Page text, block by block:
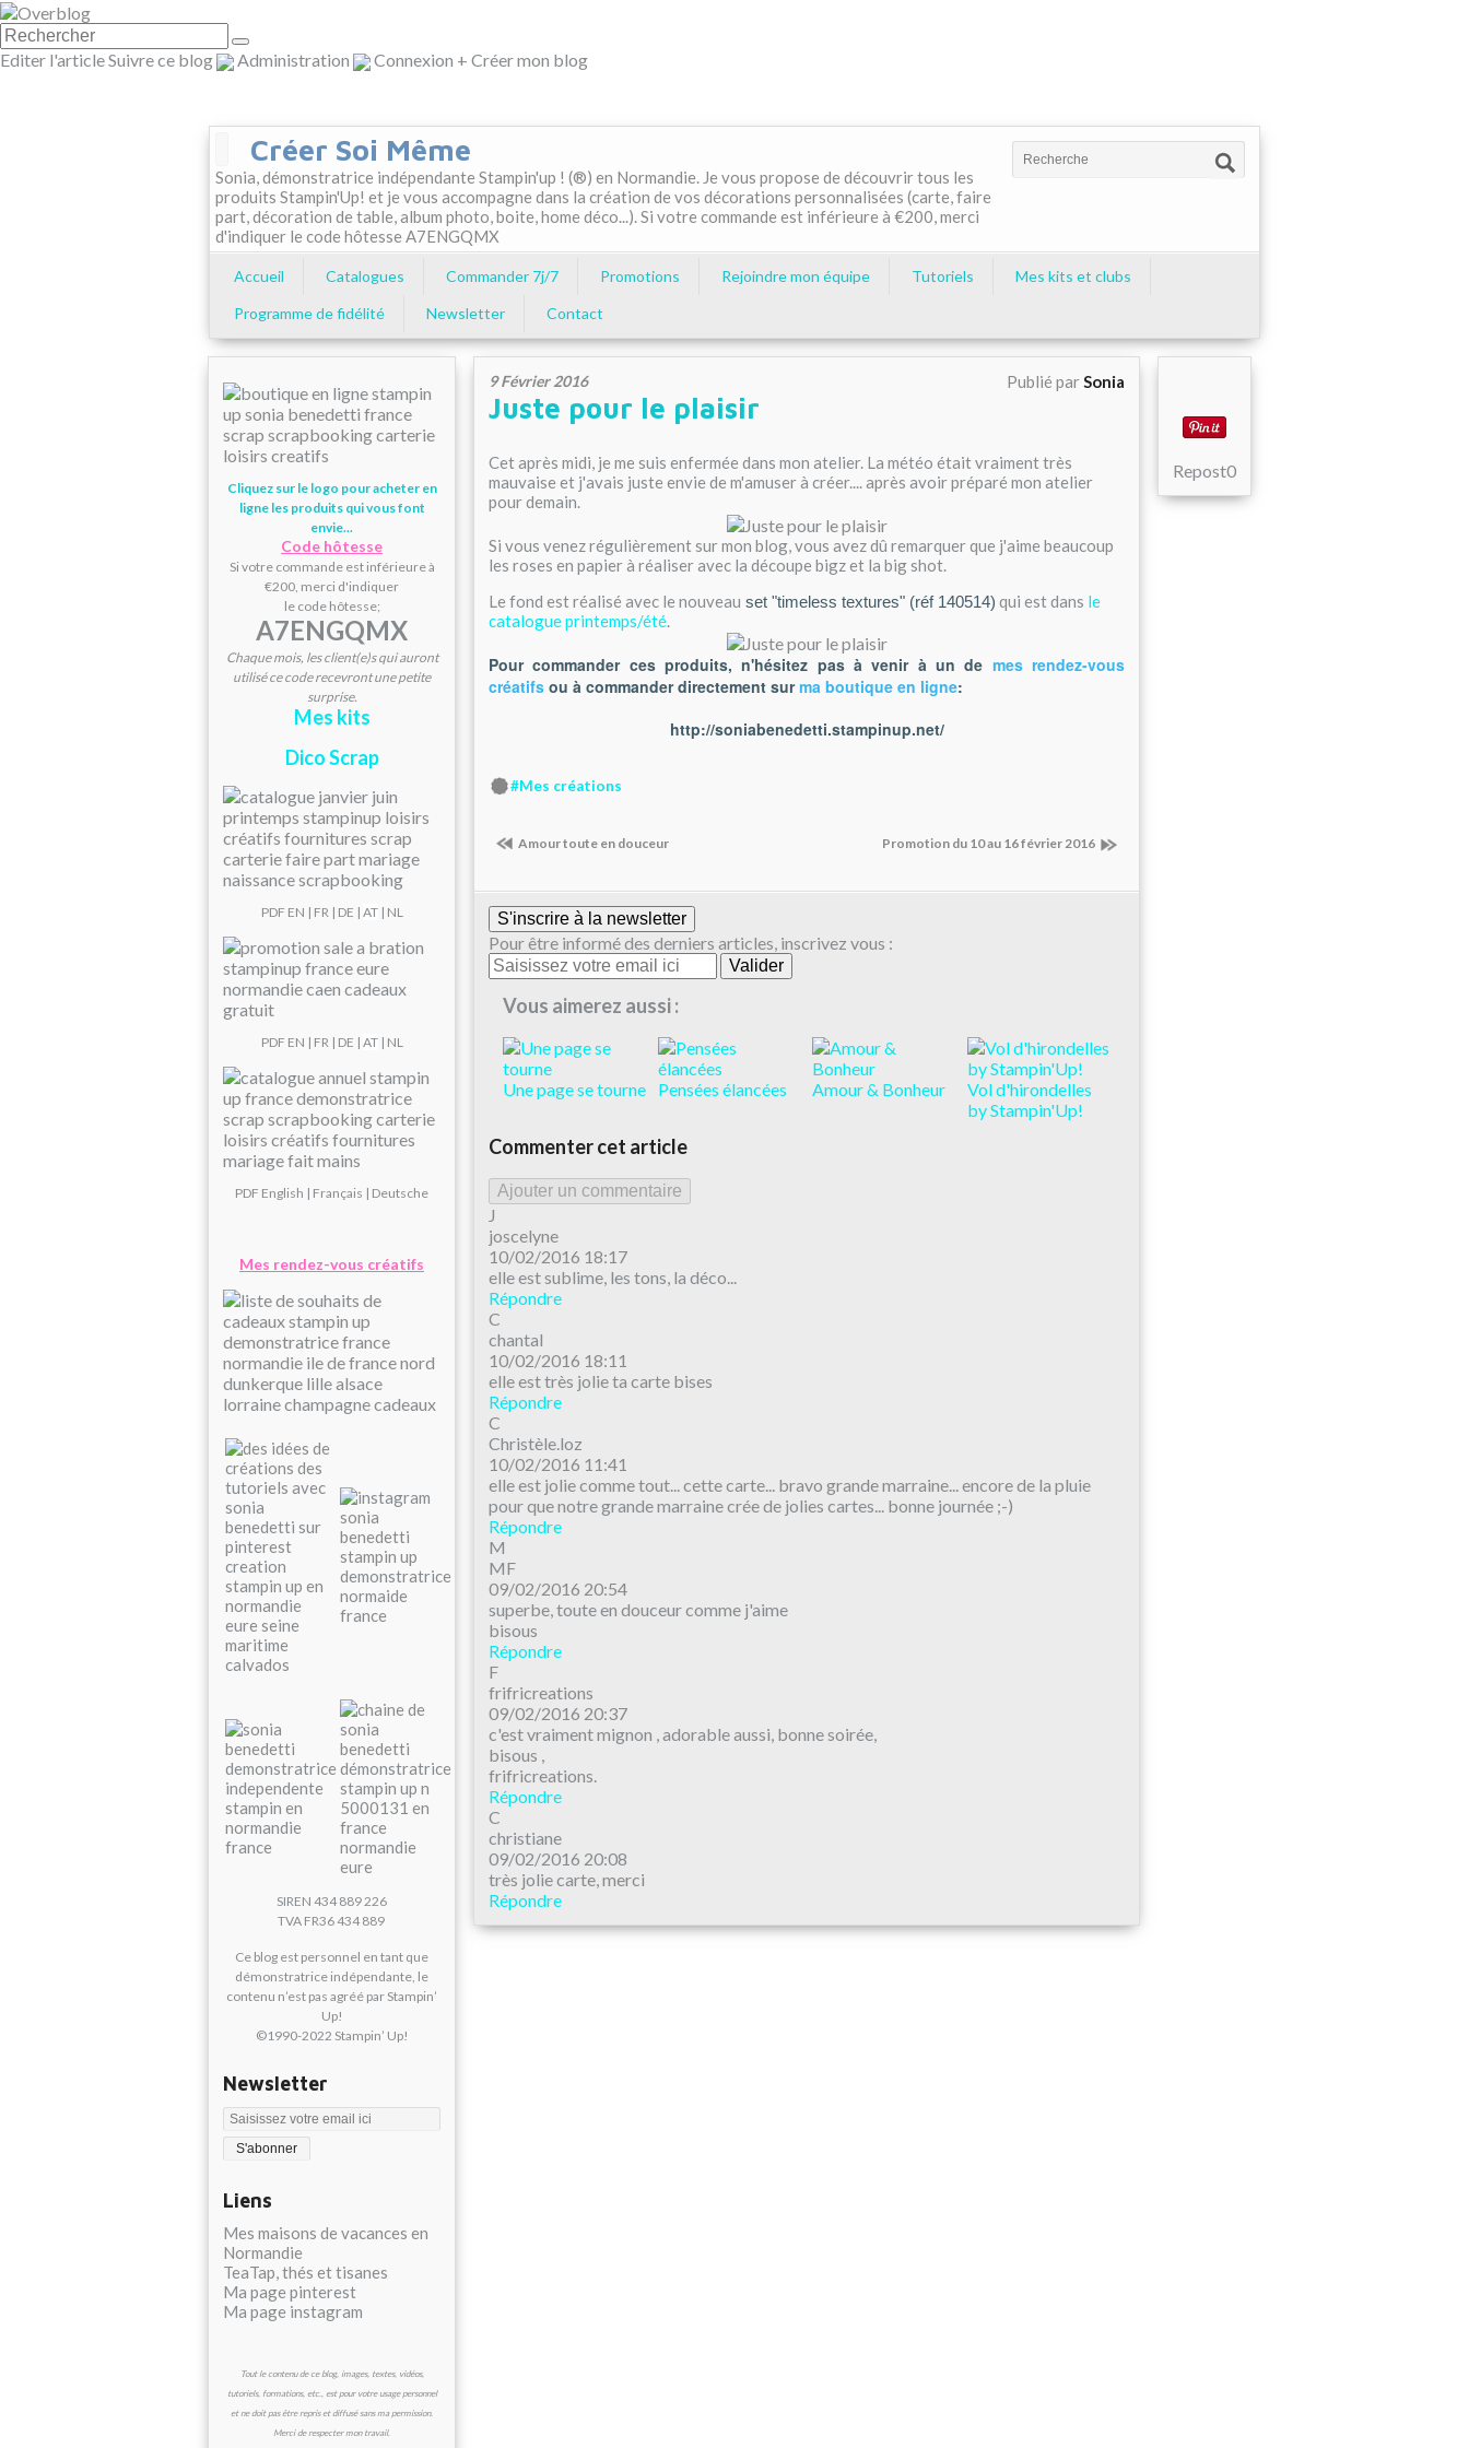
Editer l'articleSuivre ce blog Administration Connexion + Créer mon blog
Créer Soi Même
Sonia, démonstratrice indépendante Stampin'up ! (®) en Normandie. Je vous propose de découvrir tous les
produits Stampin'Up! et je vous accompagne dans la création de vos décorations personnalisées (carte, faire
part, décoration de table, album photo, boite, home déco...). Si votre commande est inférieure à €200, merci
d'indiquer le code hôtesse A7ENGQMX
Accueil Catalogues Commander 7j/7 Promotions Rejoindre mon équipe Tutoriels
Mes kits et clubs
Programme de fidélité
Newsletter Contact
Cliquez sur le logo pour acheter en
ligne les produits qui vous font
envie...
Code hôtesse
Si votre commande est inférieure à
€200, merci d'indiquer
le code hôtesse;
A7ENGQMX
Chaque mois, les client(e)s qui auront
utilisé ce code recevront une petite
surprise.
Mes kits
Dico Scrap
PDF EN | FR| DE | AT| NL
PDF EN | FR| DE | AT| NL
PDF English | Français | Deutsche
Mes rendez-vous créatifs
SIREN 434 889 226
TVA FR36 434 889
Ce blog est personnel en tant que
démonstratrice indépendante, le
contenu n’est pas agréé par Stampin’
Up!
©1990-2022 Stampin’ Up!
Newsletter
Liens
Mes maisons de vacances en
Normandie
TeaTap, thés et tisanes
Ma page pinterest
Ma page instagram
Tout le contenu de ce blog, images, textes, vidéos,
tutoriels, formations, etc., est pour votre usage personnel
et ne doit pas être repris et diffusé sans ma permission.
Merci de respecter mon travail.
9 Février 2016 Publié parSonia
Juste pour le plaisir
Cet après midi, je me suis enfermée dans mon atelier. La météo était vraiment très
mauvaise et j'avais juste envie de m'amuser à créer.... après avoir préparé mon atelier
pour demain.
Si vous venez régulièrement sur mon blog, vous avez dû remarquer que j'aime beaucoup
les roses en papier à réaliser avec la découpe bigz et la big shot.
Le fond est réalisé avec le nouveau set "timeless textures" (réf 140514) qui est dans le
catalogue printemps/été.
Pour commander ces produits, n'hésitez pas à venir à un de mes rendez-vous
créatifs ou à commander directement surma boutique en ligne:
http://soniabenedetti.stampinup.net/
#Mes créations
Amour toute en douceur Promotion du 10 au 16 février 2016
S'inscrire à la newsletter
Pour être informé des derniers articles, inscrivez vous :
Vous aimerez aussi :
Une page se tourne Pensées élancées Amour & Bonheur
Vol d'hirondelles
by Stampin'Up!
Commenter cet article
Ajouter un commentaire
J
joscelyne
10/02/2016 18:17
elle est sublime, les tons, la déco...
Répondre
C
chantal
10/02/2016 18:11
elle est très jolie ta carte bises
Répondre
C
Christèle.loz
10/02/2016 11:41
elle est jolie comme tout... cette carte... bravo grande marraine... encore de la pluie
pour que notre grande marraine crée de jolies cartes... bonne journée ;-)
Répondre
M
MF
09/02/2016 20:54
superbe, toute en douceur comme j'aime
bisous
Répondre
F
frifricreations
09/02/2016 20:37
c'est vraiment mignon , adorable aussi, bonne soirée,
bisous ,
frifricreations.
Répondre
C
christiane
09/02/2016 20:08
très jolie carte, merci
Répondre
Repost0